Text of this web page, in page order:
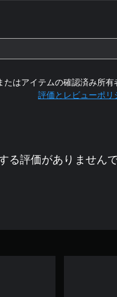
はアイテムの確認済み所
評価とレビューポリ
る評価がありません